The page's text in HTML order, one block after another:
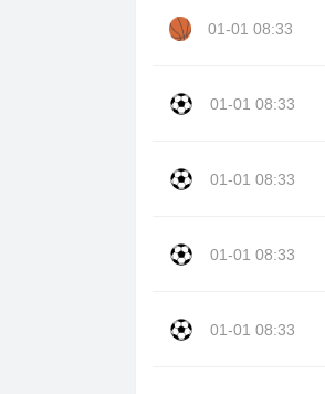
01-01 08:33
01-01 08:33
01-01 08:33
01-01 08:33
01-01 08:33